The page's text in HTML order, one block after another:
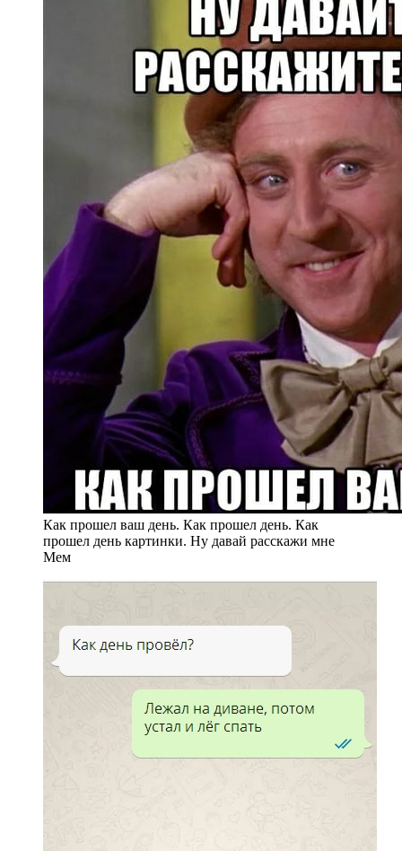
Как прошел ваш день. Как прошел день. Как
прошел день картинки. Ну давай расскажи мне
Мем